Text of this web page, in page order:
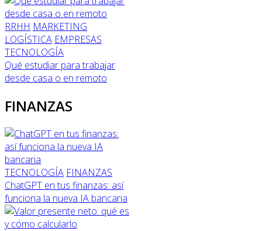
RRHH MARKETING
LOGÍSTICA EMPRESAS
TECNOLOGÍA
Qué estudiar para trabajar
desde casa o en remoto
FINANZAS
TECNOLOGÍA FINANZAS
ChatGPT en tus finanzas: así
funciona la nueva IA bancaria